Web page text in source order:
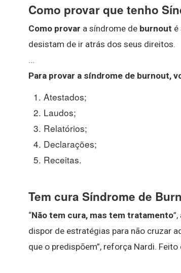
Como provar que tenho
Como provar a síndrome de burnout é
desistam de ir atrás dos seus direitos.
...
Para provar a síndrome de burnout,
Atestados;
Laudos;
Relatórios;
Declarações;
Receitas.
Tem cura Síndrome de
“Não tem cura, mas tem tratamento
dispor de estratégias para não cruzar
que o predispõem”, reforça Nardi.